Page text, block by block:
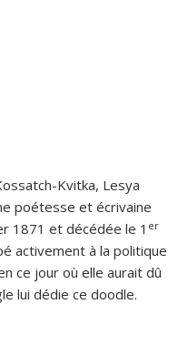
Kvitka, Lesya
poétesse et écrivaine
1871 et décédée le 1 er
activement à la politique
ce jour où elle aurait dû
lui dédie ce doodle.